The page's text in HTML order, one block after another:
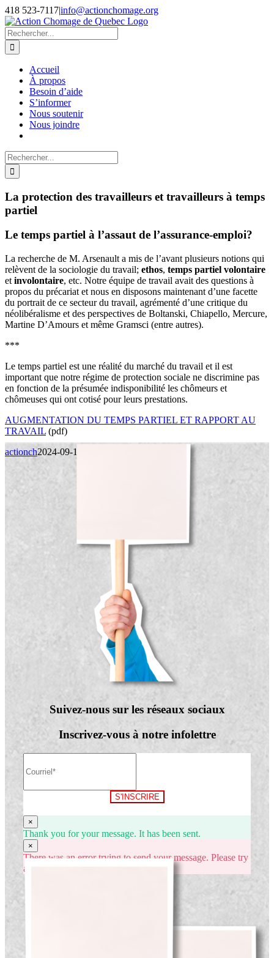
Passer
au
contenu
418 523-7117|info@actionchomage.org
Rechercher:
Accueil
À propos
Besoin d’aide
S’informer
Nous soutenir
Nous joindre
Rechercher:
La protection des travailleurs et travailleurs à temps
partiel
Le temps partiel à l’assaut de l’assurance-emploi?
La recherche de M. Arsenault a mis de l’avant plusieurs notions qui
relèvent de la sociologie du travail; ethos, temps partiel volontaire
et involontaire, etc. Notre équipe de travail avait des questions à
propos du précariat et nous en disposons maintenant d’une facette
du portrait de ce secteur du travail, agrémenté d’une critique du
néolibéralisme et des perspectives de Boltanski, Chiapello, Mercure,
Martine D’Amours et même Gramsci (entre autres).
***
Le temps partiel est une réalité du marché du travail et il est
important que notre régime de protection sociale ne discrimine pas
en fonction de la présumée indisponibilité les chômeurs et
chômeuses qui ont cotisé pour leurs prestations.
AUGMENTATION DU TEMPS PARTIEL ET RAPPORT AU
TRAVAIL (pdf)
actionch2024-09-10T18:07:40+00:00
Suivez-nous sur les réseaux sociaux
Inscrivez-vous à notre infolettre
S'INSCRIRE
×
Thank you for your message. It has been sent.
×
There was an error trying to send your message. Please try
again later.